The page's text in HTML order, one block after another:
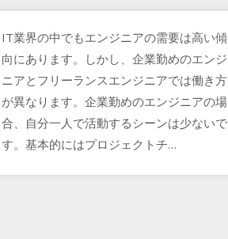
IT業界の中でもエンジニアの需要は高い傾
向にあります。しかし、企業勤めのエンジ
ニアとフリーランスエンジニアでは働き方
が異なります。企業勤めのエンジニアの場
合、自分一人で活動するシーンは少ないで
す。基本的にはプロジェクトチ…